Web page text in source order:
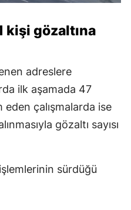
kişi gözaltına
adreslere
ilk aşamada 47
eden çalışmalarda ise
gözaltı sayısı
sürdüğü